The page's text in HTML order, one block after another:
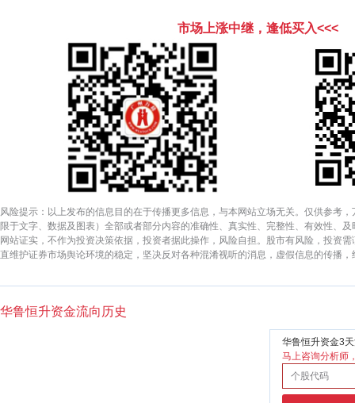
市场上涨中继，逢低买入<<<
风险提示：以上发布的信息目的在于传播更多信息，与本网站立场无关。仅供参考
限于文字、数据及图表）全部或者部分内容的准确性、真实性、完整性、有效性、
网站证实，不作为投资决策依据，投资者据此操作，风险自担。股市有风险，投资
直维护证券市场舆论环境的稳定，坚决反对各种混淆视听的消息，虚假信息的传播
华鲁恒升资金流向历史
华鲁恒升资金3
马上咨询分析师